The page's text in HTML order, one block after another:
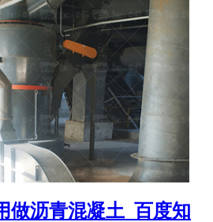
做沥青混凝土_百度知